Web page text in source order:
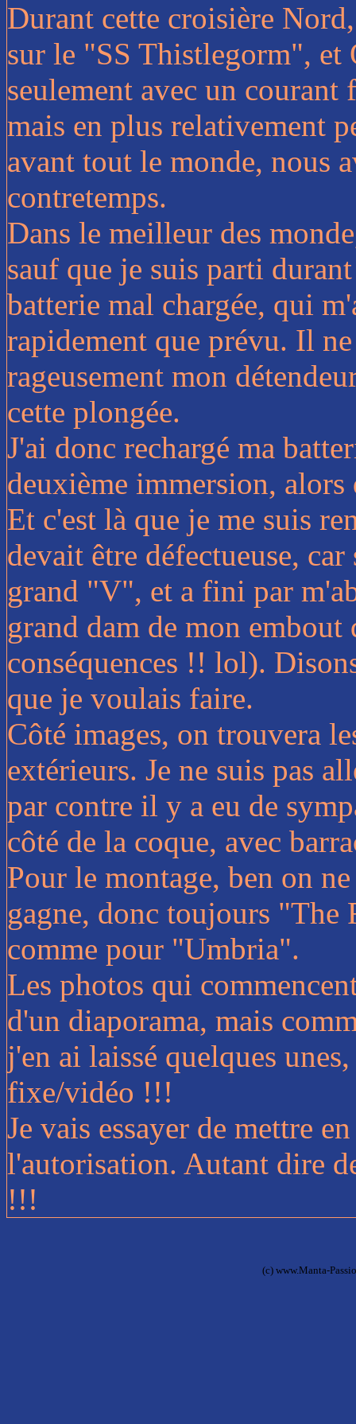
Durant cette croisière
sur le "SS Thistlegorm", et
seulement avec un
mais en plus relativement
avant tout le monde, nous
contretemps.
Dans le meilleur des
sauf que je suis parti
batterie mal chargée, qui
rapidement que prévu. Il
rageusement mon
cette plongée.
J'ai donc rechargé ma
deuxième immersion,
Et c'est là que je me suis
devait être défectueuse,
grand "V", et a fini par
grand dam de mon embout
conséquences !! lol).
que je voulais faire.
Côté images, on trouvera
extérieurs. Je ne suis pas
par contre il y a eu de
côté de la coque, avec
Pour le montage, ben on
gagne, donc toujours
comme pour "Umbria".
Les photos qui
d'un diaporama, mais
j'en ai laissé quelques
fixe/vidéo !!!
Je vais essayer de mettre
l'autorisation. Autant dire
!!!
(c) www.Manta-